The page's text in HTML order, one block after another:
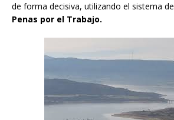
de forma decisiva, utilizando el sistema de
Penas por el Trabajo.